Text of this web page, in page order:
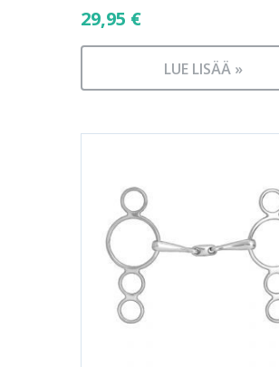
29,95 €
LUE LISÄÄ »